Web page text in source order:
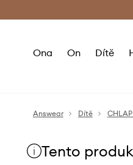
Ona On Dítě
Answear Dítě
Tento